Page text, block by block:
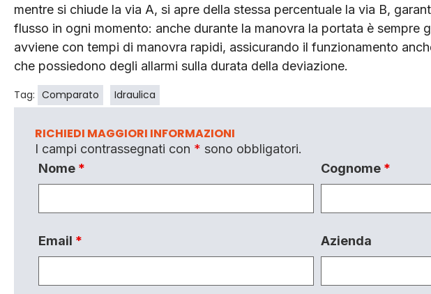
mentre si chiude la via A, si apre della stessa percentuale la via B,
flusso in ogni momento: anche durante la manovra la portata è sempre
avviene con tempi di manovra rapidi, assicurando il funzionamento
che possiedono degli allarmi sulla durata della deviazione.
Tag: Comparato Idraulica
RICHIEDI MAGGIORI INFORMAZIONI
I campi contrassegnati con * sono obbligatori.
Nome * Cognome *
Email * Azienda